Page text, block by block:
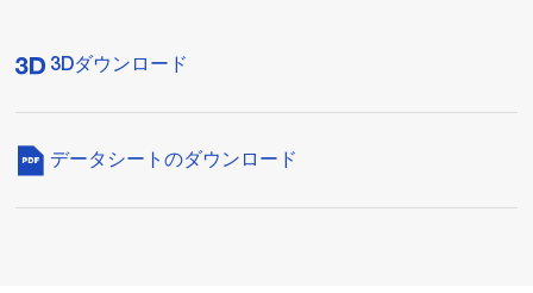
3Dダウンロード
データシートのダウンロード